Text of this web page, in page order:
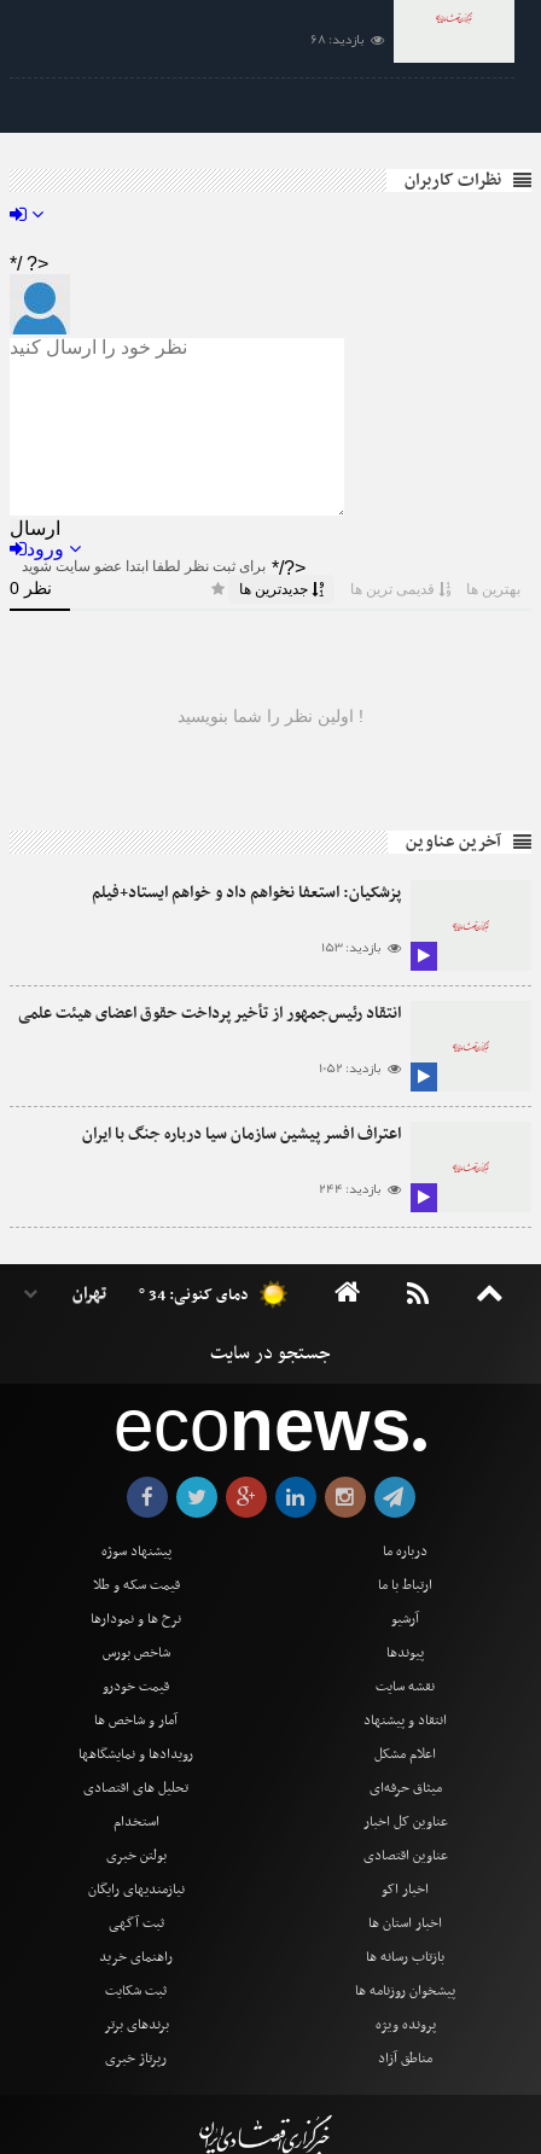
بازدید: 68
نظرات کاربران
آخرین عناوین
پزشکیان: استعفا نخواهم داد و خواهم ایستاد+فیلم
بازدید: 153
انتقاد رئیس‌جمهور از تأخیر پرداخت حقوق اعضای هیئت علمی
بازدید: 1052
اعتراف افسر پیشین سازمان سیا درباره جنگ با ایران
بازدید: 244
دمای کنونی: 34 °
econews●
درباره ما
ارتباط با ما
آرشیو
پیوندها
نقشه سایت
انتقاد و پیشنهاد
اعلام مشکل
میثاق حرفه‌ای
پیشنهاد سوژه
قیمت سکه و طلا
نرخ ها و نمودارها
شاخص بورس
قیمت خودرو
آمار و شاخص ها
رویدادها و نمایشگاهها
تحلیل های اقتصادی
عناوین کل اخبار
عناوین اقتصادی
اخبار اکو
اخبار استان ها
بازتاب رسانه ها
پیشخوان روزنامه ها
پرونده ویژه
مناطق آزاد
استخدام
بولتن خبری
نیازمندیهای رایگان
ثبت آگهی
راهنمای خرید
ثبت شکایت
برندهای برتر
رپرتاژ خبری